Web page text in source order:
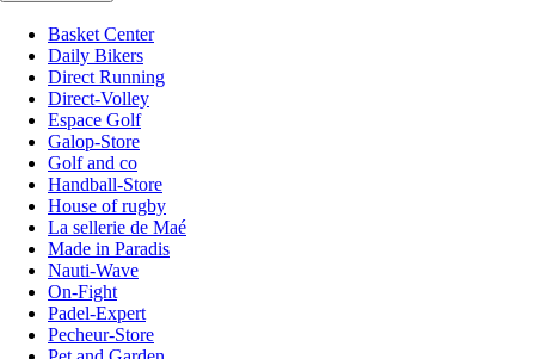
Basket Center
Daily Bikers
Direct Running
Direct-Volley
Espace Golf
Galop-Store
Golf and co
Handball-Store
House of rugby
La sellerie de Maé
Made in Paradis
Nauti-Wave
On-Fight
Padel-Expert
Pecheur-Store